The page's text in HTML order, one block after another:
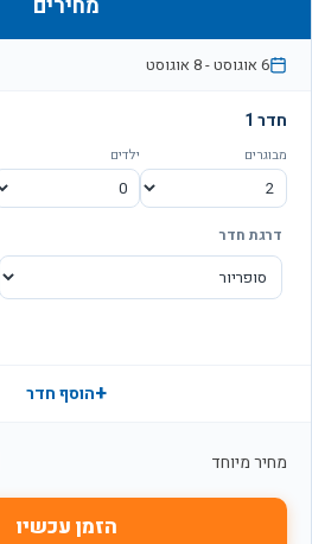
מחירים
6 אוגוסט -8 אוגוסט
חדר 1
מבוגרים ילדים
דרגת חדר
+הוסף חדר
מחיר מיוחד
הזמן עכשיו